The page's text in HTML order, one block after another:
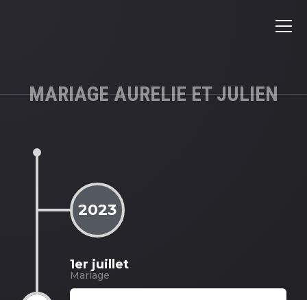
MARIAGE AURELIE ET JULIEN
2023
1er juillet
Mariage